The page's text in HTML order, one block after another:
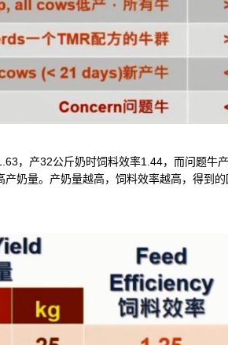
产32公斤奶时饲料效率1.44，而问题牛
奶量。产奶量越高，饲料效率越高，得到